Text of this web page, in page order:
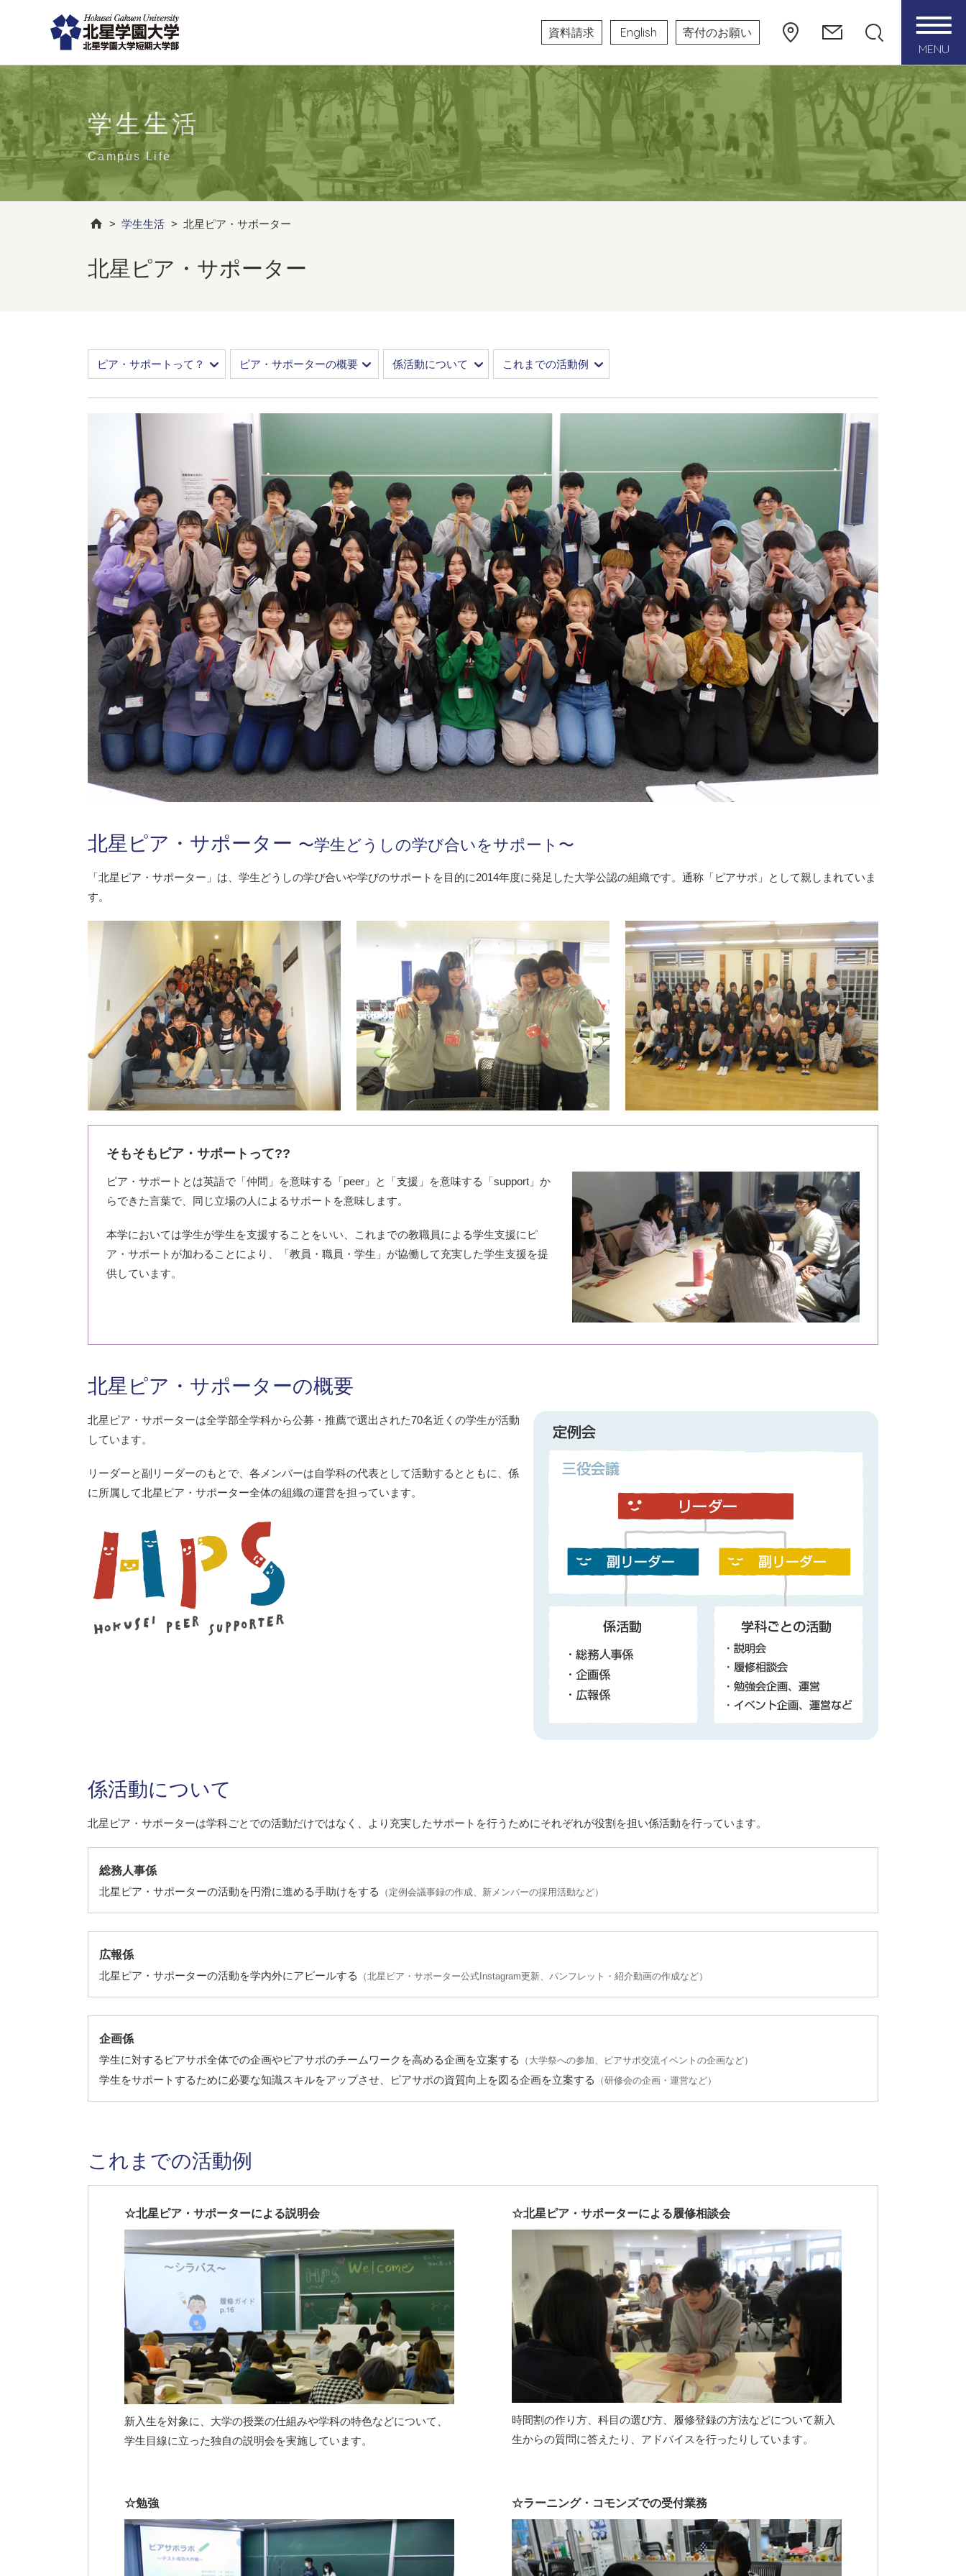
資料請求 English
寄付のお願い
MENU
学生生活
Campus Life
> 学生生活 > 北星ピア・サポーター
北星ピア・サポーター
ピア・サポートって？ ピア・サポーターの概要 係活動について これまでの活動例
北星ピア・サポーター 〜学生どうしの学び合いをサポート〜
「北星ピア・サポーター」は、学生どうしの学び合いや学びのサポートを目的に2014年度に発足した大学公認の組織です。通称「ピアサポ」として親しまれていま
す。
そもそもピア・サポートって??
ピア・サポートとは英語で「仲間」を意味する「peer」と「支援」を意味する「support」か
らできた言葉で、同じ立場の人によるサポートを意味します。
本学においては学生が学生を支援することをいい、これまでの教職員による学生支援にピ
ア・サポートが加わることにより、「教員・職員・学生」が協働して充実した学生支援を提
供しています。
北星ピア・サポーターの概要
北星ピア・サポーターは全学部全学科から公募・推薦で選出された70名近くの学生が活動
しています。
リーダーと副リーダーのもとで、各メンバーは自学科の代表として活動するとともに、係
に所属して北星ピア・サポーター全体の組織の運営を担っています。
係活動について
北星ピア・サポーターは学科ごとでの活動だけではなく、より充実したサポートを行うためにそれぞれが役割を担い係活動を行っています。
総務人事係
北星ピア・サポーターの活動を円滑に進める手助けをする （定例会議事録の作成、新メンバーの採用活動など）
広報係
北星ピア・サポーターの活動を学内外にアピールする （北星ピア・サポーター公式Instagram更新、パンフレット・紹介動画の作成など）
企画係
学生に対するピアサポ全体での企画やピアサポのチームワークを高める企画を立案する （大学祭への参加、ピアサポ交流イベントの企画など）
学生をサポートするために必要な知識スキルをアップさせ、ピアサポの資質向上を図る企画を立案する （研修会の企画・運営など）
これまでの活動例
☆北星ピア・サポーターによる説明会
新入生を対象に、大学の授業の仕組みや学科の特色などについて、
学生目線に立った独自の説明会を実施しています。
☆北星ピア・サポーターによる履修相談会
時間割の作り方、科目の選び方、履修登録の方法などについて新入
生からの質問に答えたり、アドバイスを行ったりしています。
☆勉強 ☆ラーニング・コモンズでの受付業務